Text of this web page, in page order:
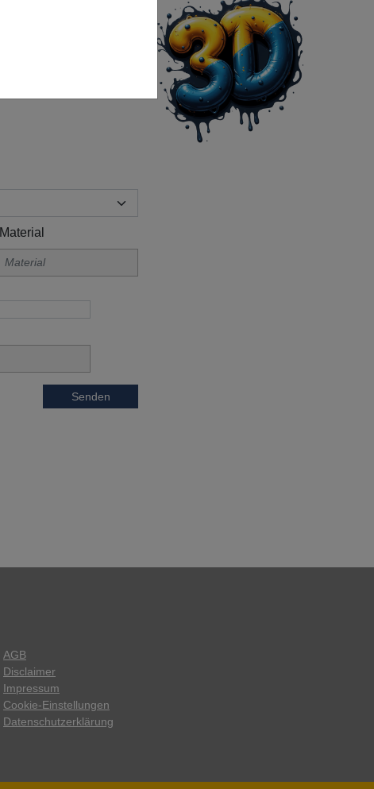
Material
Senden
AGB
Disclaimer
Impressum
Cookie-Einstellungen
Datenschutzerklärung